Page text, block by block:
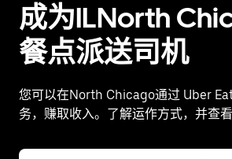
成为ILNorth
餐点派送司机
您可以在North Chicago通过 Uber
务，赚取收入。了解运作方式，并查看